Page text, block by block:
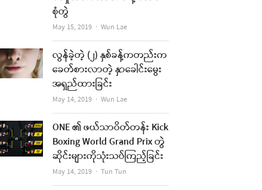
စုံတွဲ
May 15, 2019 Author
Wun Lae
လွန်ခဲ့တဲ့ (၂) နှစ်ခန့်ကတည်းက
ခေတ်စားလာတဲ့ နှာခေါင်းမွေး
အရှည်ထားခြင်း
May 14, 2019 Author
Wun Lae
ONE ၏ ဖယ်သာဝိတ်တန်း Kick
Boxing World Grand Prix တွဲ
ဆိုင်းများကိုသုံးသပ်ကြည့်ခြင်း
May 14, 2019 Author
Tun Tun